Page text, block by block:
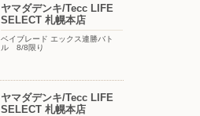
Ankerの最新！水拭き
がすごいロボット…
□■□■□■□■□■□■□■□■□■□■□
ヤマダデンキ/Tecc LIFE
SELECT 札幌本店
ベイブレード エックス連勝バト
ル 8/8限り
ヤマダデンキ/Tecc LIFE
SELECT 札幌本店